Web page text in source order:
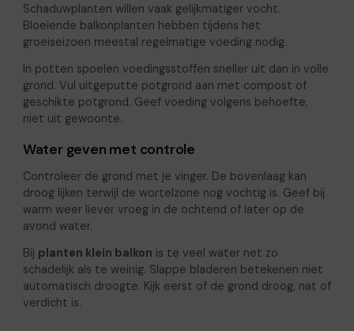
Schaduwplanten willen vaak gelijkmatiger vocht.
Bloeiende balkonplanten hebben tijdens het
groeiseizoen meestal regelmatige voeding nodig.
In potten spoelen voedingsstoffen sneller uit dan in volle
grond. Vul uitgeputte potgrond aan met compost of
geschikte potgrond. Geef voeding volgens behoefte,
niet uit gewoonte.
Water geven met controle
Controleer de grond met je vinger. De bovenlaag kan
droog lijken terwijl de wortelzone nog vochtig is. Geef bij
warm weer liever vroeg in de ochtend of later op de
avond water.
Bij planten klein balkon is te veel water net zo
schadelijk als te weinig. Slappe bladeren betekenen niet
automatisch droogte. Kijk eerst of de grond droog, nat of
verdicht is.